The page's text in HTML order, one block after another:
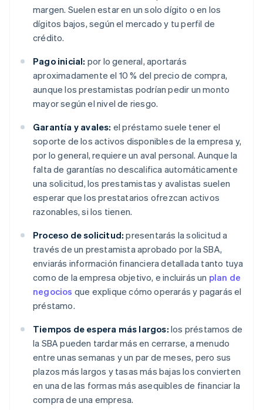
margen. Suelen estar en un solo dígito o en los
dígitos bajos, según el mercado y tu perfil de
crédito.
Pago inicial: por lo general, aportarás
aproximadamente el 10 % del precio de compra,
aunque los prestamistas podrían pedir un monto
mayor según el nivel de riesgo.
Garantía y avales: el préstamo suele tener el
soporte de los activos disponibles de la empresa y,
por lo general, requiere un aval personal. Aunque la
falta de garantías no descalifica automáticamente
una solicitud, los prestamistas y avalistas suelen
esperar que los prestatarios ofrezcan activos
razonables, si los tienen.
Proceso de solicitud: presentarás la solicitud a
través de un prestamista aprobado por la SBA,
enviarás información financiera detallada tanto tuya
como de la empresa objetivo, e incluirás un plan de
negocios que explique cómo operarás y pagarás el
préstamo.
Tiempos de espera más largos: los préstamos de
la SBA pueden tardar más en cerrarse, a menudo
entre unas semanas y un par de meses, pero sus
plazos más largos y tasas más bajas los convierten
en una de las formas más asequibles de financiar la
compra de una empresa.